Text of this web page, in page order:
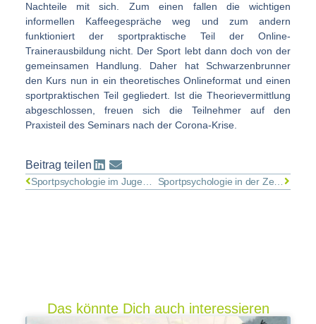
Nachteile mit sich. Zum einen fallen die wichtigen
informellen Kaffeegespräche weg und zum andern
funktioniert der sportpraktische Teil der Online-
Trainerausbildung nicht. Der Sport lebt dann doch von der
gemeinsamen Handlung. Daher hat Schwarzenbrunner
den Kurs nun in ein theoretisches Onlineformat und einen
sportpraktischen Teil gegliedert. Ist die Theorievermittlung
abgeschlossen, freuen sich die Teilnehmer auf den
Praxisteil des Seminars nach der Corona-Krise.
Beitrag teilen
Sportpsychologie im Jugendfußball Sportpsychologie in der Zeit von Corona
Das könnte Dich auch interessieren